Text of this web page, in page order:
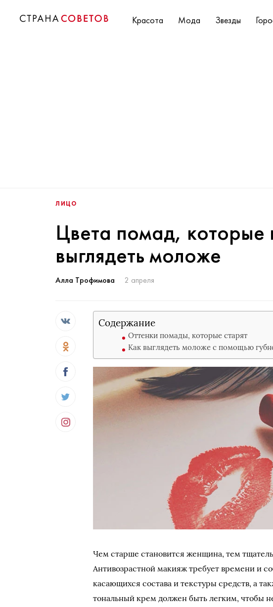
Красота Мода Звезды
ЛИЦО
Цвета помад, которые
выглядеть моложе
Алла Трофимова 2 апреля
Содержание
Оттенки помады, которые старят
Как выглядеть моложе с помощью
Чем старше становится женщина, тем
Антивозрастной макияж требует времени и
касающихся состава и текстуры средств, а
тональный крем должен быть легким, чтобы